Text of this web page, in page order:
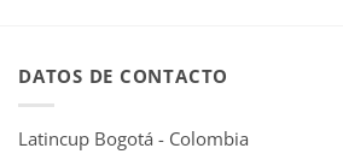
DATOS DE CONTACTO
Latincup Bogotá - Colombia